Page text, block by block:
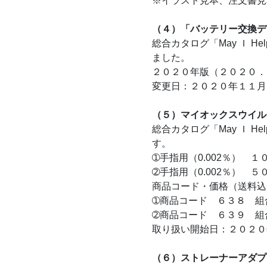
（４）「バッテリー交換
総合カタログ「May Ｉ
ました。
２０２０年版（２０２０
変更日：２０２０年１１
（５）マイオックスウイ
総合カタログ「May Ｉ
す。
➀手指用（0.002％）
➁手指用（0.002％） ５
商品コード・価格（送料
➀商品コード ６３８ 組
➁商品コード ６３９ 組
取り扱い開始日：２０２
（６）ストレーナーアダ